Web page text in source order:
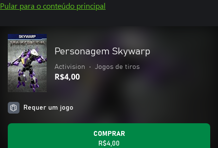
Pular para o conteúdo principal
Personagem Skywarp
Activision • Jogos de tiros
R$4,00
Requer um jogo
COMPRAR
R$4,00